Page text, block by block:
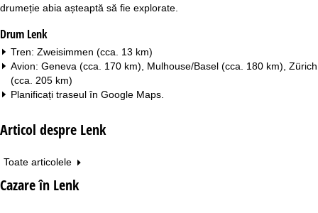
drumeție abia așteaptă să fie explorate.
Drum Lenk
Tren: Zweisimmen (cca. 13 km)
Avion: Geneva (cca. 170 km), Mulhouse/Basel (cca. 180 km), Zürich
(cca. 205 km)
Planificați traseul în Google Maps
Articol despre Lenk
Toate articolele
Cazare în Lenk